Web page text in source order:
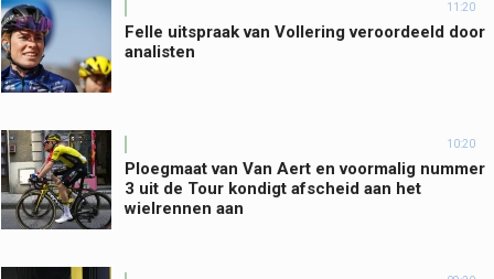
11:20
Felle uitspraak van Vollering veroordeeld door
analisten
10:20
Ploegmaat van Van Aert en voormalig nummer
3 uit de Tour kondigt afscheid aan het
wielrennen aan